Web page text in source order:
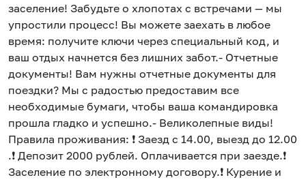
заселение! Забудьте о хлопотах с встречами — мы
упростили процесс! Вы можете заехать в любое
время: получите ключи через специальный код, и
ваш отдых начнется без лишних забот.- Отчетные
документы! Вам нужны отчетные документы для
поездки? Мы с радостью предоставим все
необходимые бумаги, чтобы ваша командировка
прошла гладко и успешно.- Великолепные виды!
Правила проживания: ❗️ Заезд с 14.00, выезд до 12.00
.❗️ Депозит 2000 рублей. Оплачивается при заезде.❗️
Заселение по электронному договору.❗️ Курение и